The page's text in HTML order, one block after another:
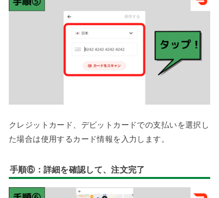
クレジットカード、デビットカードでの支払いを選択し
た場合は使用するカード情報を入力します。
手順⑥：詳細を確認して、注文完了